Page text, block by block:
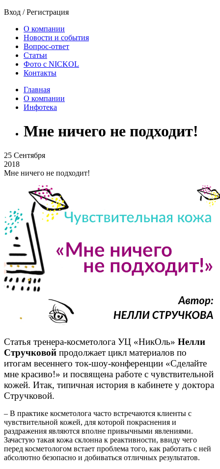
Вход /Регистрация
О компании
Новости и события
Вопрос-ответ
Статьи
Фото с NICKOL
Контакты
Главная
О компании
Инфотека
Мне ничего не подходит!
25 Сентября
2018
Мне ничего не подходит!
Статья тренера-косметолога УЦ «НикОль» Нелли
Стручковой продолжает цикл материалов по
итогам весеннего ток-шоу-конференции «Сделайте
мне красиво!» и посвящена работе с чувствительной
кожей. Итак, типичная история в кабинете у доктора
Стручковой.
– В практике косметолога часто встречаются клиенты с
чувствительной кожей, для которой покраснения и
раздражения являются вполне привычными явлениями.
Зачастую такая кожа склонна к реактивности, ввиду чего
перед косметологом встает проблема того, как работать с ней
абсолютно безопасно и добиваться отличных результатов.